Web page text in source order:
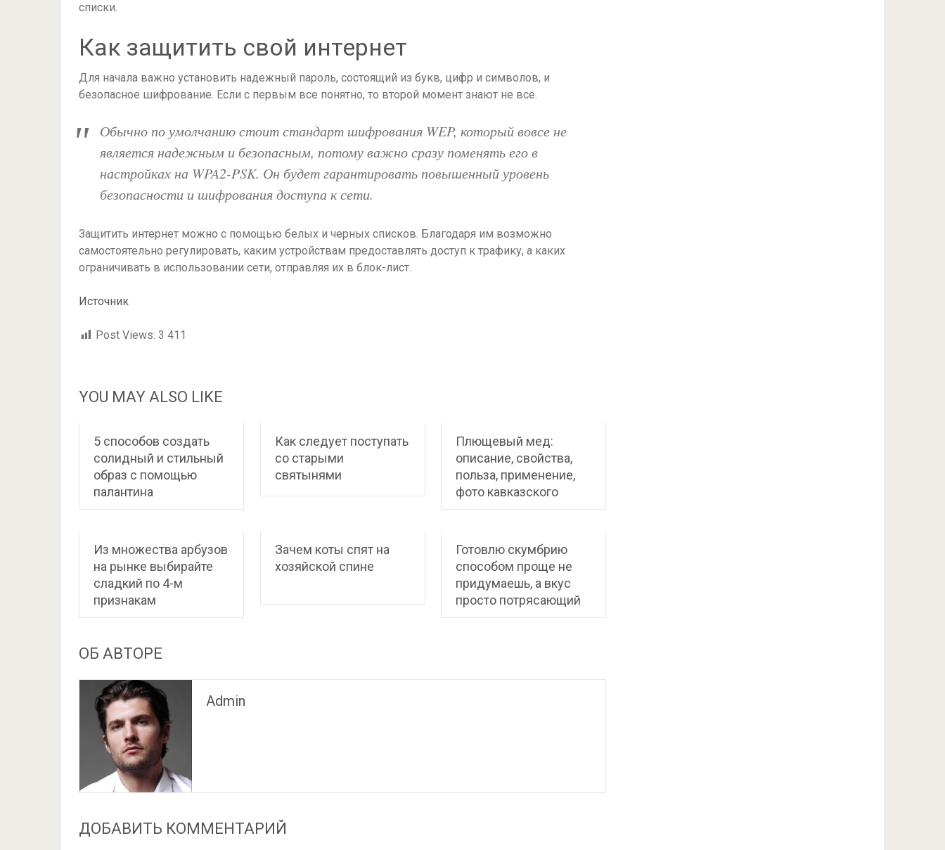
списки.
Как защитить свой интернет
Для начала важно установить надежный пароль, состоящий из букв, цифр и символов, и
безопасное шифрование. Если с первым все понятно, то второй момент знают не все.
Обычно по умолчанию стоит стандарт шифрования WEP, который вовсе не
является надежным и безопасным, потому важно сразу поменять его в
настройках на WPA2-PSK. Он будет гарантировать повышенный уровень
безопасности и шифрования доступа к сети.
Защитить интернет можно с помощью белых и черных списков. Благодаря им возможно
самостоятельно регулировать, каким устройствам предоставлять доступ к трафику, а каких
ограничивать в использовании сети, отправляя их в блок-лист.
Источник
Post Views: 3 411
YOU MAY ALSO LIKE
5 способов создать
солидный и стильный
образ с помощью
палантина
Как следует поступать
со старыми
святынями
Плющевый мед:
описание, свойства,
польза, применение,
фото кавказского
Из множества арбузов
на рынке выбирайте
сладкий по 4-м
признакам
Зачем коты спят на
хозяйской спине
Готовлю скумбрию
способом проще не
придумаешь, а вкус
просто потрясающий
ОБ АВТОРЕ
Admin
ДОБАВИТЬ КОММЕНТАРИЙ